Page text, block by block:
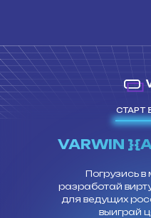
VARWIN
Погрузись в
разработай
для ведущих
выиграй
СТАРТ